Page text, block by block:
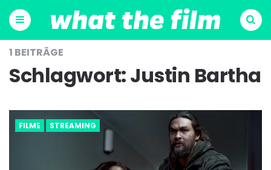
Menu
Suchen
1 BEITRÄGE
Schlagwort:Justin Bartha
FILME STREAMING